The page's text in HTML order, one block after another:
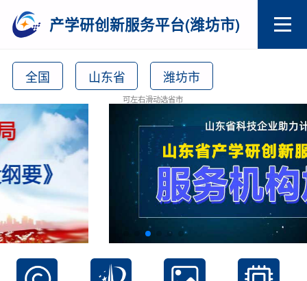
产学研创新服务平台(潍坊市)
全国 山东省 潍坊市
可左右滑动选省市